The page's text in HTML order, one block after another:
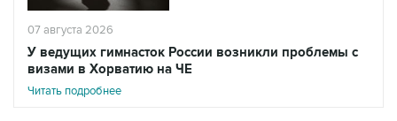
У ведущих гимнасток России возникли проблемы с
визами в Хорватию на ЧЕ
Читать подробнее
"В качестве причины отказа указано: "Не